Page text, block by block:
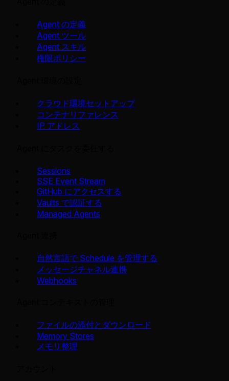
Agent の定義
Agent ツール
Agent スキル
権限ポリシー
クラウド環境セットアップ
コンテナリファレンス
IP アドレス
Sessions
SSE Event Stream
GitHub にアクセスする
Vaults で認証する
Managed Agents
自然言語で Schedule を管理する
メッセージチャネル連携
Webhooks
ファイルの添付とダウンロード
Memory Stores
メモリ整理